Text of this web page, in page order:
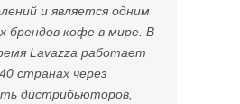
и является одним
брендов кофе в мире. В
Lavazza работает
странах через
дистрибьюторов,